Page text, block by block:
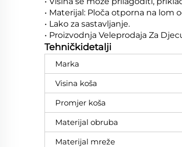
• Materijal: Ploča otporna na lom
• Lako za sastavljanje.
• Proizvodnja Veleprodaja Za
Tehničkidetalji
Marka
Visina koša
Promjer koša
Materijal obruba
Materijal mreže